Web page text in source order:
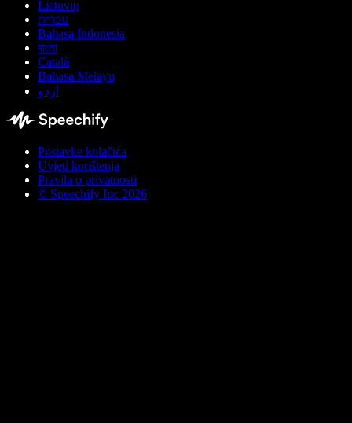
Lietuvių
עברית
Bahasa Indonesia
বাংলা
Català
Bahasa Melayu
اردو
Postavke kolačića
Uvjeti korištenja
Pravila o privatnosti
© Speechify Inc 2026